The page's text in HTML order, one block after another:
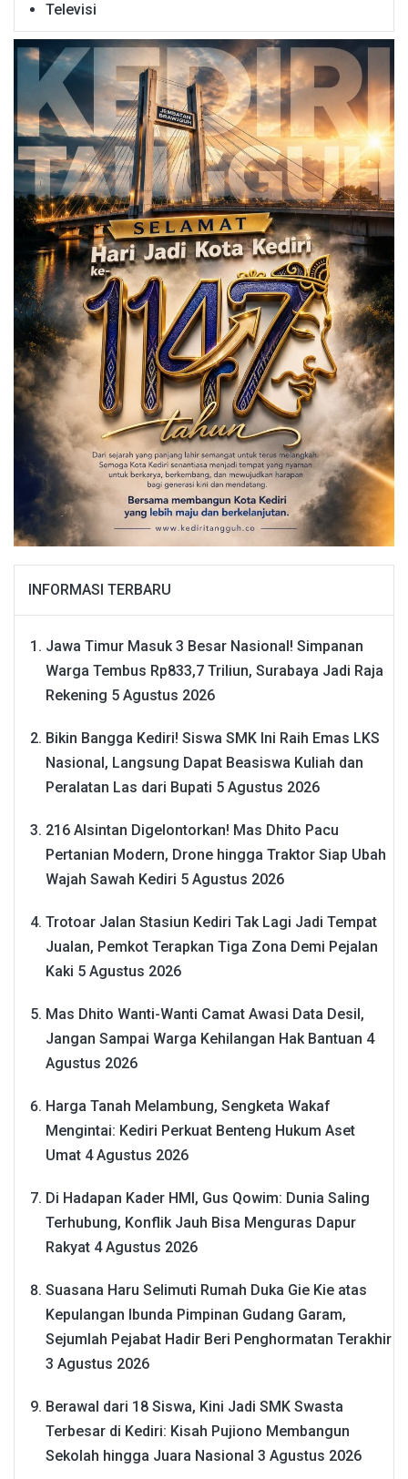
Televisi
INFORMASI TERBARU
Jawa Timur Masuk 3 Besar Nasional! Simpanan
Warga Tembus Rp833,7 Triliun, Surabaya Jadi Raja
Rekening 5 Agustus 2026
Bikin Bangga Kediri! Siswa SMK Ini Raih Emas LKS
Nasional, Langsung Dapat Beasiswa Kuliah dan
Peralatan Las dari Bupati 5 Agustus 2026
216 Alsintan Digelontorkan! Mas Dhito Pacu
Pertanian Modern, Drone hingga Traktor Siap Ubah
Wajah Sawah Kediri 5 Agustus 2026
Trotoar Jalan Stasiun Kediri Tak Lagi Jadi Tempat
Jualan, Pemkot Terapkan Tiga Zona Demi Pejalan
Kaki 5 Agustus 2026
Mas Dhito Wanti-Wanti Camat Awasi Data Desil,
Jangan Sampai Warga Kehilangan Hak Bantuan 4
Agustus 2026
Harga Tanah Melambung, Sengketa Wakaf
Mengintai: Kediri Perkuat Benteng Hukum Aset
Umat 4 Agustus 2026
Di Hadapan Kader HMI, Gus Qowim: Dunia Saling
Terhubung, Konflik Jauh Bisa Menguras Dapur
Rakyat 4 Agustus 2026
Suasana Haru Selimuti Rumah Duka Gie Kie atas
Kepulangan Ibunda Pimpinan Gudang Garam,
Sejumlah Pejabat Hadir Beri Penghormatan Terakhir
3 Agustus 2026
Berawal dari 18 Siswa, Kini Jadi SMK Swasta
Terbesar di Kediri: Kisah Pujiono Membangun
Sekolah hingga Juara Nasional 3 Agustus 2026